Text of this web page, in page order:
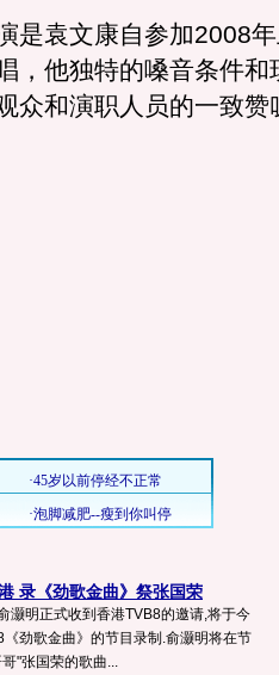
袁文康自参加2008年
，他独特的嗓音条件和
众和演职人员的一致赞
录《劲歌金曲》祭张国荣
灏明正式收到香港TVB8的邀请,将于今
《劲歌金曲》的节目录制.俞灏明将在节
"张国荣的歌曲...